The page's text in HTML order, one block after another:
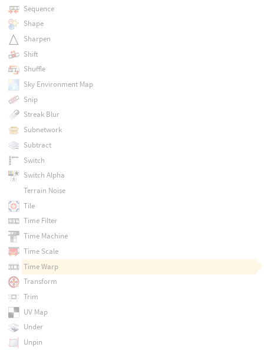
Sequence
Shape
Sharpen
Shift
Shuffle
Sky Environment Map
Snip
Streak Blur
Subnetwork
Subtract
Switch
Switch Alpha
Terrain Noise
Tile
Time Filter
Time Machine
Time Scale
Time Warp
Transform
Trim
UV Map
Under
Unpin